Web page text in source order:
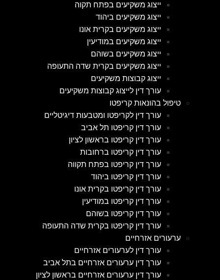
ייצוג משקיעים בפתח תקוה
ייצוג משקיעים ביהוד
ייצוג משקיעים בקרית אונו
ייצוג משקיעים במודיעין
ייצוג משקיעים בשוהם
ייצוג משקיעים בקרית שדה התעופה
ייצוג קבוצות משקיעים
עורך דין לייצוג קבוצות משקיעים
טיפול בהונאות קריפטו
עורך דין לקריפטו ומטבעות דיגיטליים
עורך דין קריפטו תל אביב
עורך דין קריפטו בראשון לציון
עורך דין קריפטו ברחובות
עורך דין קריפטו בפתח תקווה
עורך דין קריפטו ביהוד
עורך דין קריפטו בקרית אונו
עורך דין קריפטו במודיעין
עורך דין קריפטו בשוהם
עורך דין קריפטו בקרית שדה התעופה
ערעורים אזרחיים
עורך דין לערעורים אזרחיים
עורך דין ערעורים אזרחיים בתל אביב
עורך דין ערעורים אזרחיים בראשון לציון